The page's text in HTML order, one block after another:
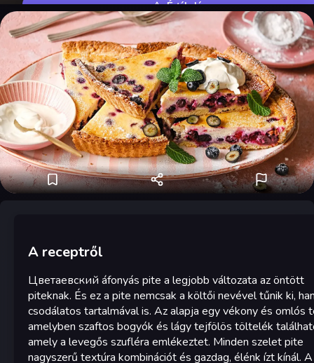
Értékelés
A receptről
Цветаевский áfonyás pite a legjobb változata az öntött
piteknak. És ez a pite nemcsak a költői nevével tűnik ki,
csodálatos tartalmával is. Az alapja egy vékony és omlós
amelyben szaftos bogyók és lágy tejfölös töltelék
amely a levegős szufléra emlékeztet. Minden szelet pite
nagyszerű textúra kombinációt és gazdag, élénk ízt kínál. A